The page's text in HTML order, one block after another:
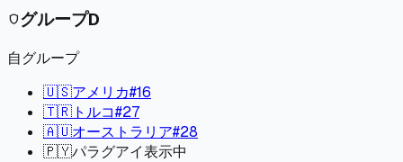
shieldグループD
自グループ
🇺🇸アメリカ#16
🇹🇷 トルコ#27
🇦🇺オーストラリア#28
🇵🇾パラグアイ表示中